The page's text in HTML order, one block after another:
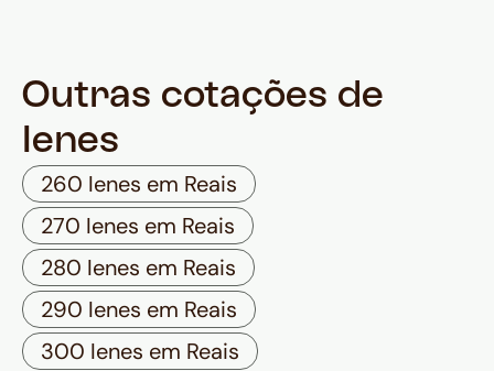
Outras cotações de
Ienes
260 Ienes em Reais
270 Ienes em Reais
280 Ienes em Reais
290 Ienes em Reais
300 Ienes em Reais